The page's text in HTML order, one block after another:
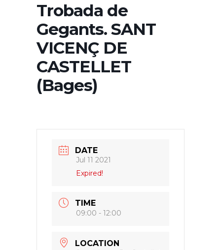
Trobada de
Gegants. SANT
VICENÇ DE
CASTELLET
(Bages)
DATE
Jul 11 2021
Expired!
TIME
09:00 - 12:00
LOCATION